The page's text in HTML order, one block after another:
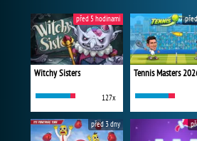
Witchy Sisters
127x
před 5 hodinami
Tennis Masters
před 3 dny